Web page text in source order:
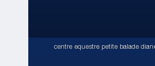
centre equestre petite balade